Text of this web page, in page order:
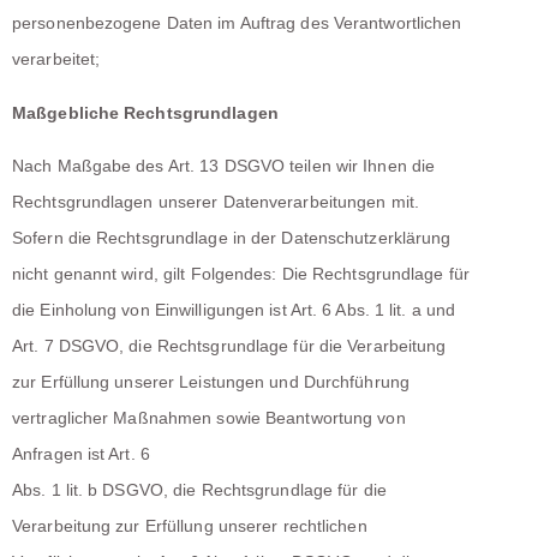
personenbezogene Daten im Auftrag des Verantwortlichen
verarbeitet;
Maßgebliche Rechtsgrundlagen
Nach Maßgabe des Art. 13 DSGVO teilen wir Ihnen die
Rechtsgrundlagen unserer Datenverarbeitungen mit.
Sofern die Rechtsgrundlage in der Datenschutzerklärung
nicht genannt wird, gilt Folgendes: Die Rechtsgrundlage für
die Einholung von Einwilligungen ist Art. 6 Abs. 1 lit. a und
Art. 7 DSGVO, die Rechtsgrundlage für die Verarbeitung
zur Erfüllung unserer Leistungen und Durchführung
vertraglicher Maßnahmen sowie Beantwortung von
Anfragen ist Art. 6
Abs. 1 lit. b DSGVO, die Rechtsgrundlage für die
Verarbeitung zur Erfüllung unserer rechtlichen